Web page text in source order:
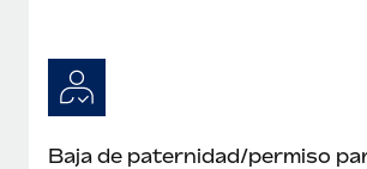
Baja de paternidad/permiso